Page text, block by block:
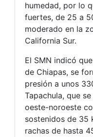
humedad, por lo
fuertes, de 25 a
moderado en la
California Sur.
El SMN indicó
de Chiapas, se
presión a unos
Tapachula, que
oeste-noroeste
sostenidos de 35
rachas de hasta